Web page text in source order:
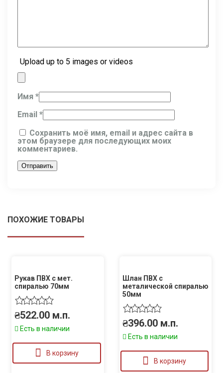
Upload up to 5 images or videos
Имя *
Email *
Сохранить моё имя, email и адрес сайта в
этом браузере для последующих моих
комментариев.
ПОХОЖИЕ ТОВАРЫ
Рукав ПВХ с мет.
спиралью 70мм
₴522.00 м.п.
Есть в наличии
В корзину
Шлан ПВХ с
металической спиралью
50мм
₴396.00 м.п.
Есть в наличии
В корзину